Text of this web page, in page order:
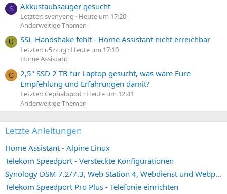
S Akkustaubsauger gesucht
Letzter: svenyeng
Heute um 17:20
Anderweitige Themen
U SSL-Handshake fehlt - Home Assistant nicht erreichbar
Letzter: u5zzug
Heute um 17:10
Home Assistant
C
2,5" SSD 2 TB für Laptop gesucht, was wäre Eure
Empfehlung und Erfahrungen damit?
Letzter: Cephalopod
Heute um 12:41
Anderweitige Themen
Letzte Anleitungen
Home Assistant - Alpine Linux
Telekom Speedport - Versteckte Konfigurationen
Synology DSM 7.2/7.3, Web Station 4, Webdienst und Webportal erstellen (ehemals vHost)
Telekom Speedport Pro Plus - Telefonie einrichten